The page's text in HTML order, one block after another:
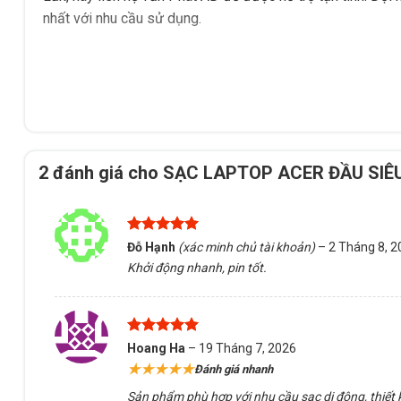
nhất với nhu cầu sử dụng.
2 đánh giá cho SẠC LAPTOP ACER ĐẦU
Được xếp
hạng
5
sao
Đỗ Hạnh (xác minh chủ tài khoản) – 2 Tháng 8,
Khởi động nhanh, pin tốt.
Được xếp
hạng5
5
sao
Hoang Ha – 19 Tháng 7, 2026
★★★★★Đánh giá nhanh
Sản phẩm phù hợp với nhu cầu sạc di động, thiết